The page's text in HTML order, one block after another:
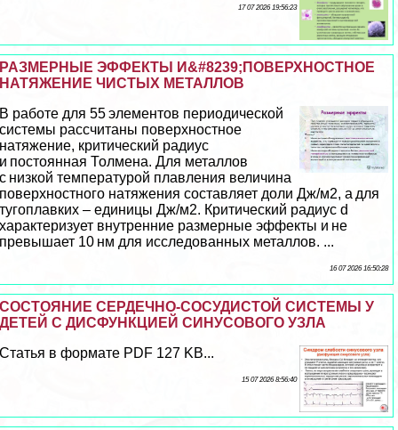
17 07 2026 19:56:23
РАЗМЕРНЫЕ ЭФФЕКТЫ И&#8239;ПОВЕРХНОСТНОЕ
НАТЯЖЕНИЕ ЧИСТЫХ МЕТАЛЛОВ
В работе для 55 элементов периодической
системы рассчитаны поверхностное
натяжение, критический радиус
и постоянная Толмена. Для металлов
с низкой температурой плавления величина
поверхностного натяжения составляет доли Дж/м2, а для
тугоплавких – единицы Дж/м2. Критический радиус d
хаpaктеризует внутренние размерные эффекты и не
превышает 10 нм для исследованных металлов. ...
16 07 2026 16:50:28
СОСТОЯНИЕ СЕРДЕЧНО-СОСУДИСТОЙ СИСТЕМЫ У
ДЕТЕЙ С ДИСФУНКЦИЕЙ СИНУСОВОГО УЗЛА
Статья в формате PDF 127 KB...
15 07 2026 8:56:40